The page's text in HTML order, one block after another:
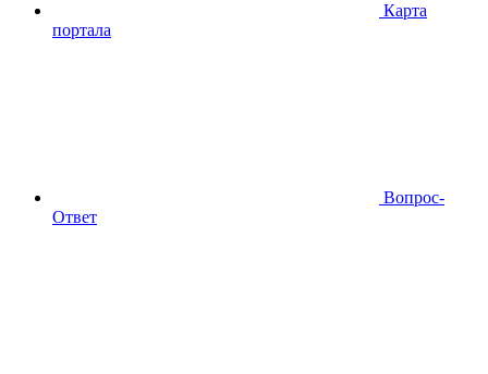
Карта
портала
Вопрос-
Ответ